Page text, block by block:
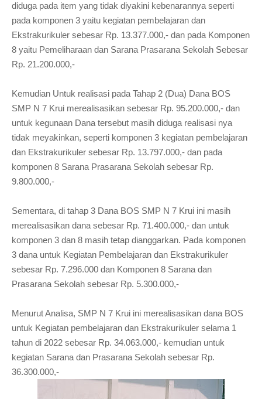
diduga pada item yang tidak diyakini kebenarannya seperti
pada komponen 3 yaitu kegiatan pembelajaran dan
Ekstrakurikuler sebesar Rp. 13.377.000,- dan pada Komponen
8 yaitu Pemeliharaan dan Sarana Prasarana Sekolah Sebesar
Rp. 21.200.000,-
Kemudian Untuk realisasi pada Tahap 2 (Dua) Dana BOS
SMP N 7 Krui merealisasikan sebesar Rp. 95.200.000,- dan
untuk kegunaan Dana tersebut masih diduga realisasi nya
tidak meyakinkan, seperti komponen 3 kegiatan pembelajaran
dan Ekstrakurikuler sebesar Rp. 13.797.000,- dan pada
komponen 8 Sarana Prasarana Sekolah sebesar Rp.
9.800.000,-
Sementara, di tahap 3 Dana BOS SMP N 7 Krui ini masih
merealisasikan dana sebesar Rp. 71.400.000,- dan untuk
komponen 3 dan 8 masih tetap dianggarkan. Pada komponen
3 dana untuk Kegiatan Pembelajaran dan Ekstrakurikuler
sebesar Rp. 7.296.000 dan Komponen 8 Sarana dan
Prasarana Sekolah sebesar Rp. 5.300.000,-
Menurut Analisa, SMP N 7 Krui ini merealisasikan dana BOS
untuk Kegiatan pembelajaran dan Ekstrakurikuler selama 1
tahun di 2022 sebesar Rp. 34.063.000,- kemudian untuk
kegiatan Sarana dan Prasarana Sekolah sebesar Rp.
36.300.000,-